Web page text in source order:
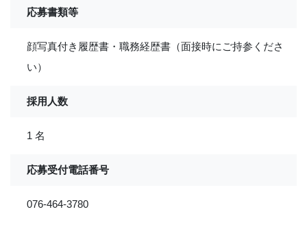
応募書類等
顔写真付き履歴書・職務経歴書（面接時にご持参くださ
い）
採用人数
1 名
応募受付電話番号
076-464-3780